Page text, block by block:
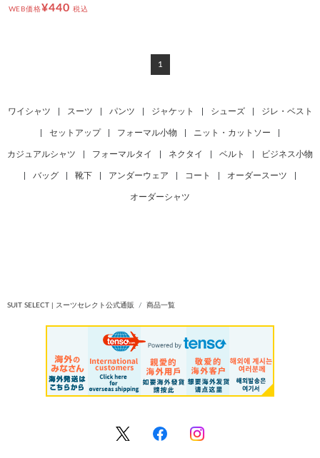
WEB価格¥440 税込
1
ワイシャツ スーツ パンツ ジャケット シューズ ジレ・ベスト
セットアップ フォーマル小物 ニット・カットソー
カジュアルシャツ フォーマルタイ ネクタイ ベルト ビジネス小物
バッグ 靴下 アンダーウェア コート オーダースーツ
オーダーシャツ
SUIT SELECT | スーツセレクト公式通販 商品一覧